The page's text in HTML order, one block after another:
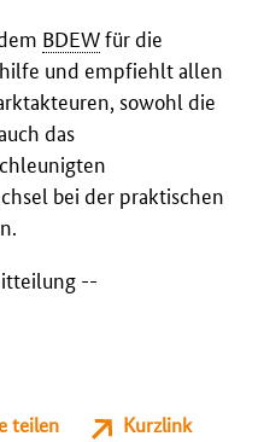
BDEWfür die
und empfiehlt allen
sowohl die
das
bei der praktischen
--
teilen Kurzlink